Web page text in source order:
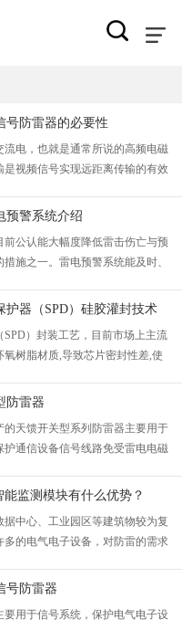
号防雷器的必要性
流电，也就是通常所说的高频电磁
是视频信号实现远距离传输的有效
预警系统介绍
前公认能大幅度降低雷击伤亡与预
施之一。雷电预警系统能及时、
护器（SPD）硅胶灌封技术
SPD）封装工艺，目前市场上主流
氧树脂材质,导致芯片密封性差,使
的影响，能满足高温、高湿、高海
防雷器
的天馈开关型系列防雷器主要用于
护通信设备信号线路免受雷电电磁
、有线电视、卫星电视、GPS等
能监测模块有什么优势？
据中心、工业园区等建筑物较为复
多的电气电子设备，对防雷的需求
号防雷器
要用于信号系统，保护电气电子设